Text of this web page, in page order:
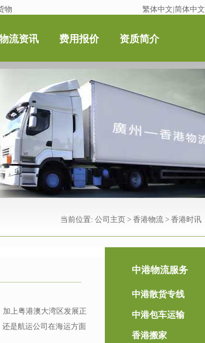
物 繁体中文|简体中文
流资讯 费用报价 资质简介
当前位置: 公司主页 > 香港物流 > 香港时讯
上粤港澳大湾区发展正
是航运公司在海运方面
中港物流服务
中港散货专线
中港包车运输
香港搬家